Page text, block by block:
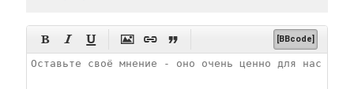
      [BBcode]